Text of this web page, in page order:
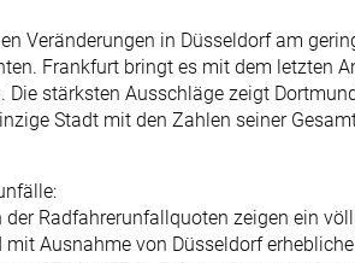
Veränderungen in Düsseldorf am
Frankfurt bringt es mit dem letzten
stärksten Ausschläge zeigt
Stadt mit den Zahlen seiner
Radfahrerunfallquoten zeigen ein
Ausnahme von Düsseldorf